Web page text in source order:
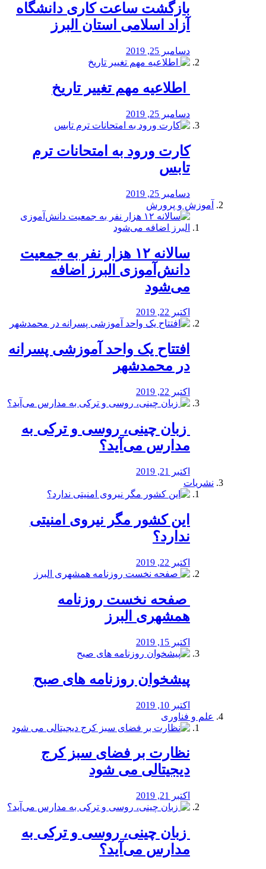
بازگشت ساعت کاری دانشگاه
آزاد اسلامی استان البرز
دسامبر 25, 2019
️ اطلاعیه مهم تغییر تاریخ
دسامبر 25, 2019
کارت ورود به امتحانات ترم
تابس
دسامبر 25, 2019
آموزش و پرورش
️سالانه ۱۲ هزار نفر به جمعیت
دانش‌آموزی البرز اضافه
می‌شود
اکتبر 22, 2019
افتتاح یک واحد آموزشی پسرانه
در محمدشهر
اکتبر 22, 2019
️ زبان چینی، روسی و ترکی به
مدارس می‌آید؟
اکتبر 21, 2019
نشریات
این کشور مگر نیروی امنیتی
ندارد؟
اکتبر 22, 2019
️ صفحه نخست روزنامه‌
همشهری البرز
اکتبر 15, 2019
پیشخوان روزنامه های صبح
اکتبر 10, 2019
علم و فناوری
نظارت بر فضای سبز کرج
دیجیتالی می شود
اکتبر 21, 2019
️ زبان چینی، روسی و ترکی به
مدارس می‌آید؟